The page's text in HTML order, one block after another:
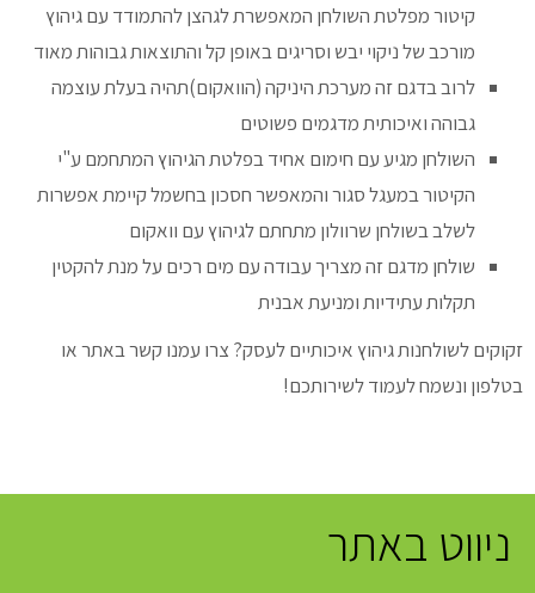
קיטור מפלטת השולחן המאפשרת לגהצן להתמודד עם גיהוץ
מורכב של ניקוי יבש וסריגים באופן קל והתוצאות גבוהות מאוד
לרוב בדגם זה מערכת היניקה (הוואקום)תהיה בעלת עוצמה
גבוהה ואיכותית מדגמים פשוטים
השולחן מגיע עם חימום אחיד בפלטת הגיהוץ המתחמם ע"י
הקיטור במעגל סגור והמאפשר חסכון בחשמל קיימת אפשרות
לשלב בשולחן שרוולון מתחתם לגיהוץ עם וואקום
שולחן מדגם זה מצריך עבודה עם מים רכים על מנת להקטין
תקלות עתידיות ומניעת אבנית
זקוקים לשולחנות גיהוץ איכותיים לעסק? צרו עמנו קשר באתר או
בטלפון ונשמח לעמוד לשירותכם!
ניווט באתר